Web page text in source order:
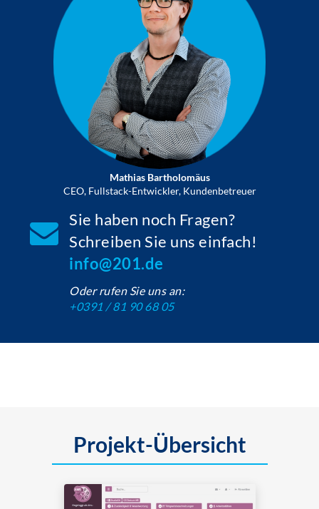
Mathias Bartholomäus
CEO, Fullstack-Entwickler, Kundenbetreuer
Sie haben noch Fragen?
Schreiben Sie uns einfach!
info@201.de
Oder rufen Sie uns an:
+0391 / 81 90 68 05
Projekt-Übersicht